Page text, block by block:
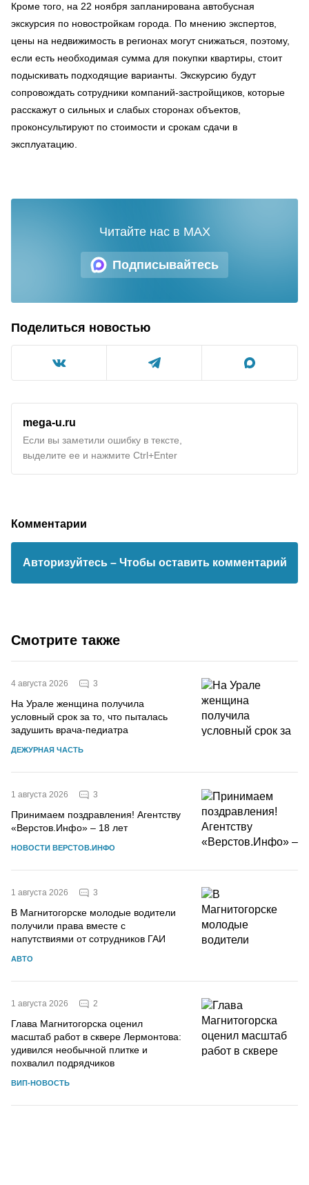
Кроме того, на 22 ноября запланирована автобусная
экскурсия по новостройкам города. По мнению экспертов,
цены на недвижимость в регионах могут снижаться, поэтому,
если есть необходимая сумма для покупки квартиры, стоит
подыскивать подходящие варианты. Экскурсию будут
сопровождать сотрудники компаний-застройщиков, которые
расскажут о сильных и слабых сторонах объектов,
проконсультируют по стоимости и срокам сдачи в
эксплуатацию.
Подписывайтесь
Читайте нас в MAX
Поделиться новостью
mega-u.ru
Если вы заметили ошибку в тексте,
выделите ее и нажмите Ctrl+Enter
Комментарии
Авторизуйтесь – Чтобы оставить комментарий
Смотрите также
4 августа 2026 3
На Урале женщина получила
условный срок за то, что пыталась
задушить врача-педиатра
ДЕЖУРНАЯ ЧАСТЬ
1 августа 2026 3
Принимаем поздравления! Агентству
«Верстов.Инфо» – 18 лет
НОВОСТИ ВЕРСТОВ.ИНФО
1 августа 2026 3
В Магнитогорске молодые водители
получили права вместе с
напутствиями от сотрудников ГАИ
АВТО
1 августа 2026 2
Глава Магнитогорска оценил
масштаб работ в сквере Лермонтова:
удивился необычной плитке и
похвалил подрядчиков
ВИП-НОВОСТЬ